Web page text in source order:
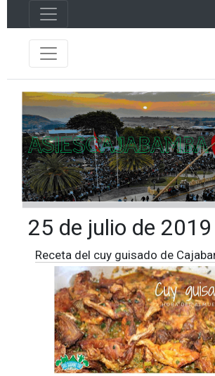
25 de julio de 2019
Receta del cuy guisado de